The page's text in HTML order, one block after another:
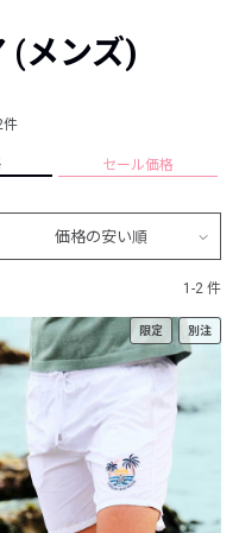
(メンズ)
件
セール価格
価格の安い順
1-2 件
限定 別注